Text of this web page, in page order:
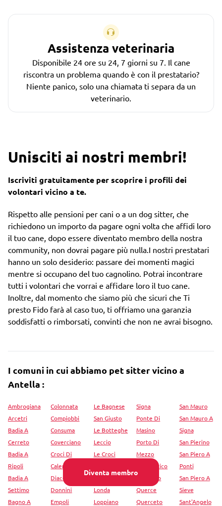
Diventa membro
Assistenza veterinaria
Disponibile 24 ore su 24, 7 giorni su 7. Il cane
riscontra un problema quando è con il prestatario?
Niente panico, solo una chiamata ti separa da un
veterinario.
Unisciti ai nostri membri!
Iscriviti gratuitamente per scoprire i profili dei
volontari vicino a te.
Rispetto alle pensioni per cani o a un dog sitter, che
richiedono un importo da pagare ogni volta che affidi loro
il tuo cane, dopo essere diventato membro della nostra
community, non dovrai pagare più nulla.I nostri prestatari
hanno un solo desiderio: passare dei momenti magici
mentre si occupano del tuo cagnolino. Potrai incontrare
tutti i volontari che vorrai e affidare loro il tuo cane.
Inoltre, dal momento che siamo più che sicuri che Ti
presto Fido farà al caso tuo, ti offriamo una garanzia
soddisfatti o rimborsati, convinti che non ne avrai bisogno.
I comuni in cui abbiamo pet sitter vicino a
Antella :
Ambrogiana
Arcetri
Badia A
Cerreto
Badia A
Ripoli
Badia A
Settimo
Bagno A
Colonnata
Compiobbi
Consuma
Coverciano
Croci Di
Calenzano
Diacceto
Donnini
Empoli
Le Bagnese
San Giusto
Le Botteghe
Leccio
Le Croci
Sull'Arno
Londa
Loppiano
Signa
Ponte Di
Masino
Porto Di
Mezzo
Pozzolatico
Pratolino
Querce
Querceto
San Mauro
San Mauro A
Signa
San Pierino
San Piero A
Ponti
San Piero A
Sieve
Sant'Angelo